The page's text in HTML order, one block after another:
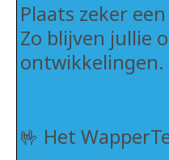
Plaats zeker een
Zo blijven jullie
ontwikkelingen.
🤟 Het